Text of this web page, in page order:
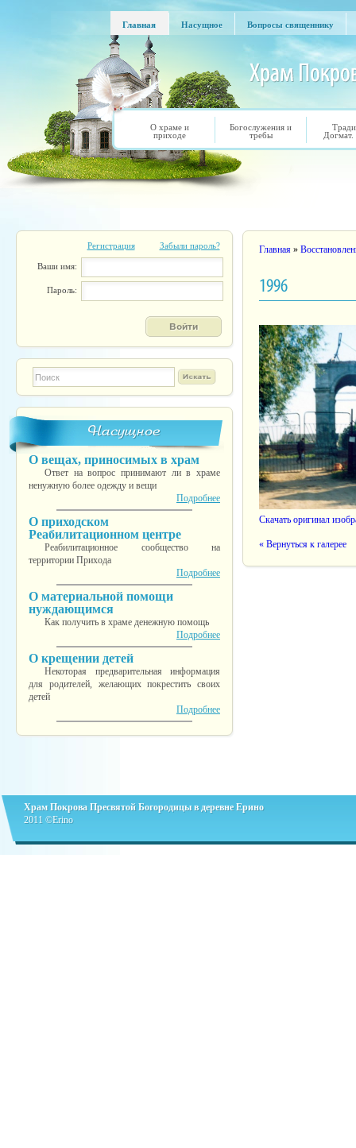
Главная
Главная
Насущное Вопросы священнику
Вопросы священнику
О храме и
приходе
Богослужения и
требы
Регистрация Забыли пароль?
Ваши имя:
Пароль:
Форма поиска
TESTINS
Насущное
О вещах, приносимых в храм
Ответ на вопрос принимают ли в храме
ненужную более одежду и вещи
Подробнее
О приходском
Реабилитационном центре
Реабилитационное сообщество на
территории Прихода
Подробнее
О материальной помощи
нуждающимся
Как получить в храме денежную помощь
Подробнее
О крещении детей
Некоторая предварительная информация
для родителей, желающих покрестить своих
детей
Подробнее
Вы здесь
Главная »
1996
Скачать оригинал
« Вернуться к галерее
Храм Покрова Пресвятой Богородицы в деревне Ерино
2011 ©Erino